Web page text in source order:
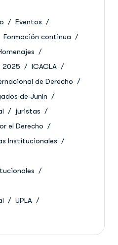
Eventos
Formación continua
2025
ICACLA
de Derecho
de Junín
juristas
el Derecho
Institucionales
UPLA